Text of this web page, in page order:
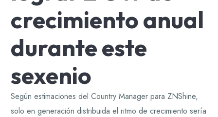
crecimiento anual
durante este
sexenio
Según estimaciones del Country Manager para ZNShine,
solo en generación distribuida el ritmo de crecimiento sería